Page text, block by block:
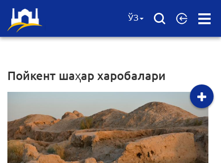
Open
ЎЗ
Пойкент шаҳар харобалари